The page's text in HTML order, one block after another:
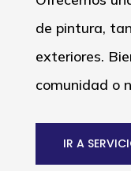
de pintura,
exteriores.
comunidad o
IR A